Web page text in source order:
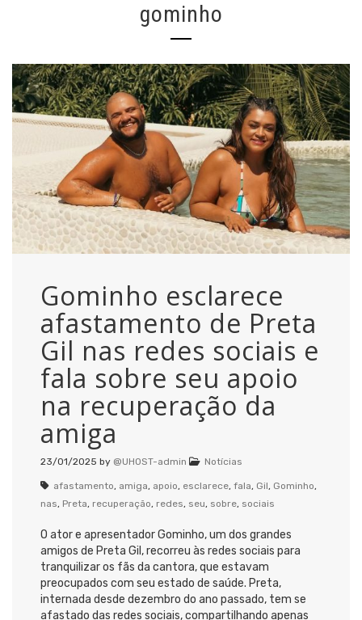
gominho
Gominho esclarece
afastamento de Preta
Gil nas redes sociais e
fala sobre seu apoio
na recuperação da
amiga
23/01/2025 by @UHOST-admin Notícias
afastamento, amiga, apoio, esclarece, fala, Gil, Gominho,
nas, Preta, recuperação, redes, seu, sobre, sociais
O ator e apresentador Gominho, um dos grandes
amigos de Preta Gil, recorreu às redes sociais para
tranquilizar os fãs da cantora, que estavam
preocupados com seu estado de saúde. Preta,
internada desde dezembro do ano passado, tem se
afastado das redes sociais, compartilhando apenas